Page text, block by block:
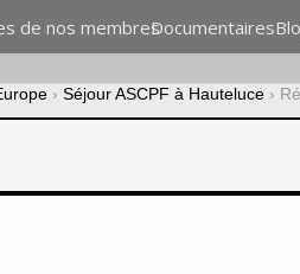
de nos membresDocumentaires
› Séjour ASCPF à Hauteluce ›